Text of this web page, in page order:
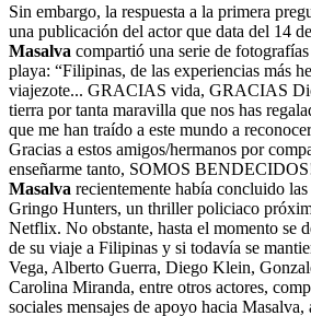
Sin embargo, la respuesta a la primera
una publicación del actor que data del 14
Masalva compartió una serie de
playa: “Filipinas, de las experiencias más
viajezote... GRACIAS vida, GRACIAS
tierra por tanta maravilla que nos has
que me han traído a este mundo a
Gracias a estos amigos/hermanos por
enseñarme tanto, SOMOS
Masalva recientemente había concluido
Gringo Hunters, un thriller policiaco
Netflix. No obstante, hasta el momento se
de su viaje a Filipinas y si todavía se
Vega, Alberto Guerra, Diego Klein,
Carolina Miranda, entre otros actores,
sociales mensajes de apoyo hacia Masalva,